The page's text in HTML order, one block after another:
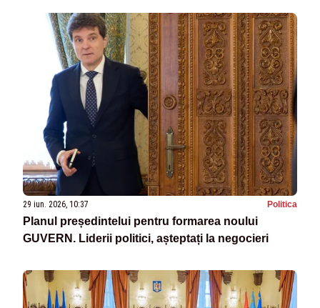
29 iun. 2026, 10:37 Politica
Planul președintelui pentru formarea noului
GUVERN. Liderii politici, așteptați la negocieri